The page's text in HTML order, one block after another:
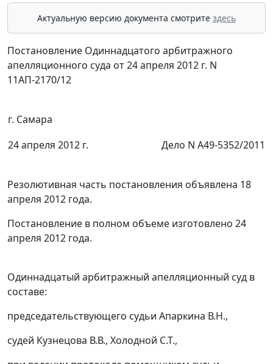
Актуальную версию документа смотрите здесь
Постановление Одиннадцатого арбитражного
апелляционного суда от 24 апреля 2012 г. N
11АП-2170/12
г. Самара
24 апреля 2012 г.
Дело N А49-5352/2011
Резолютивная часть постановления объявлена 18
апреля 2012 года.
Постановление в полном объеме изготовлено 24
апреля 2012 года.
Одиннадцатый арбитражный апелляционный суд в
составе:
председательствующего судьи Апаркина В.Н.,
судей Кузнецова В.В., Холодной С.Т.,